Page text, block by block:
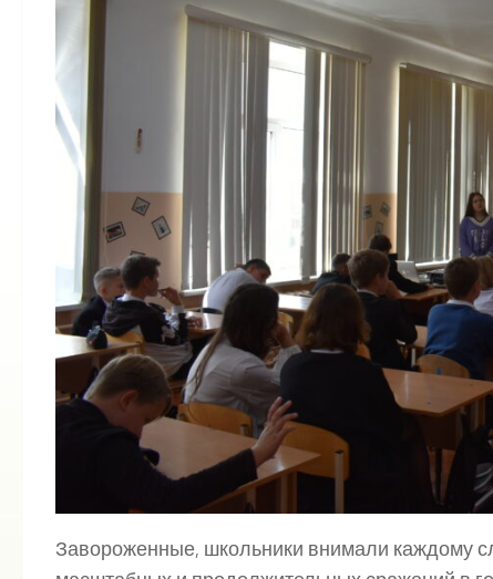
Завороженные, школьники внимали каждому